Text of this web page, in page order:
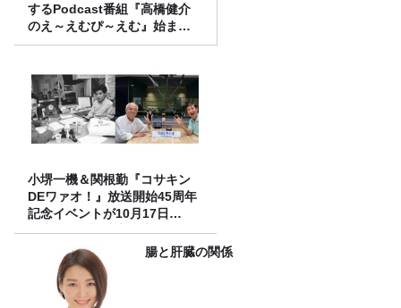
するPodcast番組『高橋健介
のえ～えむぴ～えむ』始まり
ます
小堺一機＆関根勤『コサキン
DEワァオ！』放送開始45周年
記念イベントが10月17日
（土）に開催決定！本日より
FC先行受付スタート！腸と肝臓の関係